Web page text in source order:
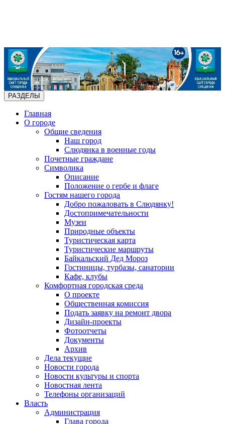
РАЗДЕЛЫ
Главная
О городе
Общие сведения
Наш город
Слюдянка в военные годы
Почетные граждане
Символика
Описание
Положение о гербе и флаге
Гостям нашего города
Добро пожаловать в Слюдянку!
Достопримечательности
Музеи
Природные объекты
Туристическая карта
Туристические маршруты
Байкальский Дед Мороз
Гостиницы, турбазы, санатории
Кафе, клубы
Комфортная городская среда
О проекте
Общественная комиссия
Подать заявку на ремонт двора
Дизайн-проекты
Фотоотчеты
Документы
Архив
Дела текущие
Новости города
Новости культуры и спорта
Новостная лента
Телефоны организаций
Власть
Администрация
Глава города